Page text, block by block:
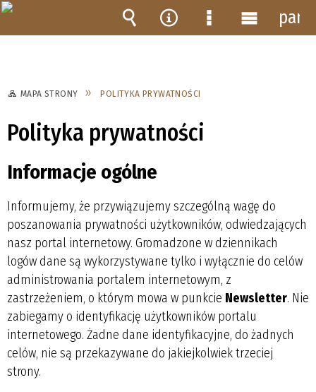
MAPA STRONY POLITYKA PRYWATNOŚCI
Polityka prywatności
Informacje ogólne
Informujemy, że przywiązujemy szczególną wagę do
poszanowania prywatności użytkowników, odwiedzających
nasz portal internetowy. Gromadzone w dziennikach
logów dane są wykorzystywane tylko i wyłącznie do celów
administrowania portalem internetowym, z
zastrzeżeniem, o którym mowa w punkcie Newsletter. Nie
zabiegamy o identyfikację użytkowników portalu
internetowego. Żadne dane identyfikacyjne, do żadnych
celów, nie są przekazywane do jakiejkolwiek trzeciej
strony.
Wyszukiwarka
Narzędzia
MenuMenu